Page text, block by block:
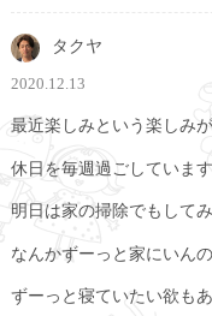
タクヤ
2020.12.13
最近楽しみという楽しみ
休日を毎週過ごしていま
明日は家の掃除でもして
なんかずーっと家にいん
ずーっと寝ていたい欲もあ